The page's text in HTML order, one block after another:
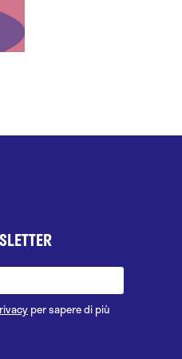
per sapere di più